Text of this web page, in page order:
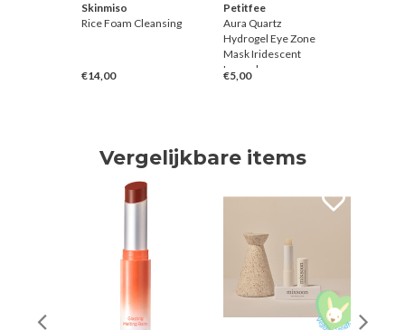
Skinmiso
Rice Foam Cleansing
€14,00
Petitfee
Aura Quartz
Hydrogel Eye Zone
Mask Iridescent
Lavender
€5,00
Vergelijkbare items